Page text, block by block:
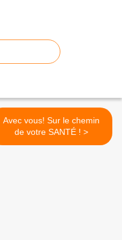
Avec vous! Sur le chemin
de votre SANTÉ ! >